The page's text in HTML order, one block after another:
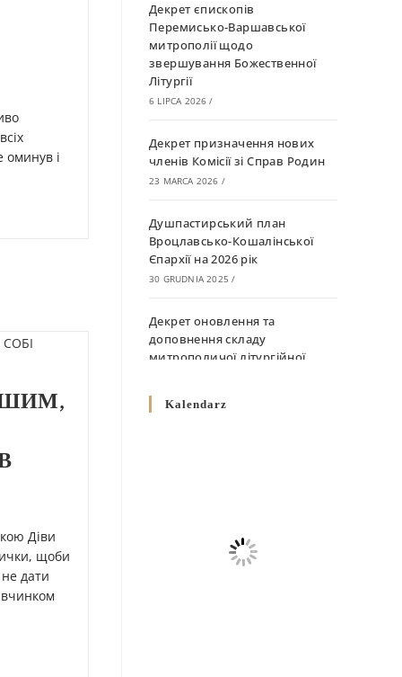
і
Діви
щоби
дати
Декрет єпископів
Перемисько-Варшавської
митрополії щодо
звершування Божественної
Літургії
6 LIPCA 2026 /
Декрет призначення нових
членів Комісії зі Справ Родин
23 MARCA 2026 /
Душпастирський план
Вроцлавсько-Кошалінської
Єпархії на 2026 рік
30 GRUDNIA 2025 /
Декрет оновлення та
доповнення складу
митрополичої літургійної
10 GRUDNIA 2025
Декрет про відзначення
Великодня і всіх рухомих
Kalendarz